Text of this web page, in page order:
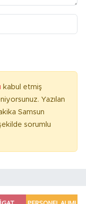
kabul etmiş
Yazılan
Samsun
sorumlu